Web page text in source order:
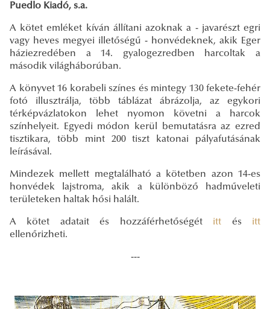
Puedlo Kiadó, s.a.
A kötet emléket kíván állítani azoknak a - javarészt egri
vagy heves megyei illetőségű - honvédeknek, akik Eger
háziezredében a 14. gyalogezredben harcoltak a
második világháborúban.
A könyvet 16 korabeli színes és mintegy 130 fekete-fehér
fotó illusztrálja, több táblázat ábrázolja, az egykori
térképvázlatokon lehet nyomon követni a harcok
színhelyeit. Egyedi módon kerül bemutatásra az ezred
tisztikara, több mint 200 tiszt katonai pályafutásának
leírásával.
Mindezek mellett megtalálható a kötetben azon 14-es
honvédek lajstroma, akik a különböző hadműveleti
területeken haltak hősi halált.
A kötet adatait és hozzáférhetőségét itt és itt
ellenőrizheti.
---